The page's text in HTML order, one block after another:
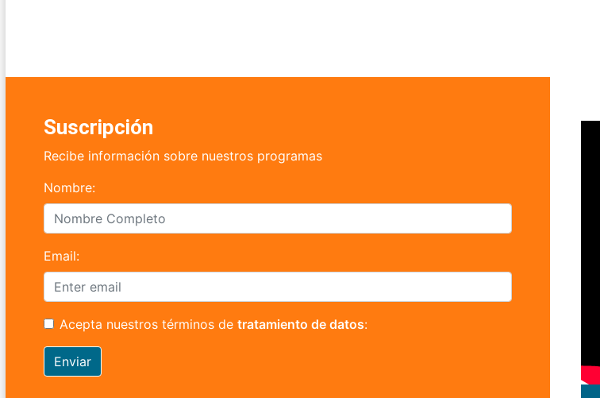
Suscripción
Recibe información sobre nuestros programas
Nombre:
Email:
Acepta nuestros términos de tratamiento de datos:
Enviar